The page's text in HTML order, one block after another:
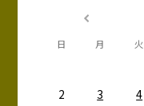
日 月 火
2
3 4